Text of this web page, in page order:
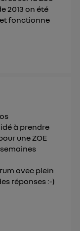
2013 on été
et fonctionne
à prendre
une ZOE
avec plein
réponses :-)